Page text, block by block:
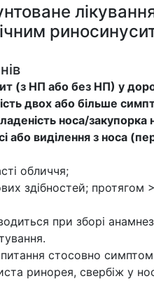
(з НП або без НП) у
двох або більше
носа/закупорка
або виділення з носа
обличчя;
здібностей; протягом
при зборі
стосовно
ринорея, свербіж у